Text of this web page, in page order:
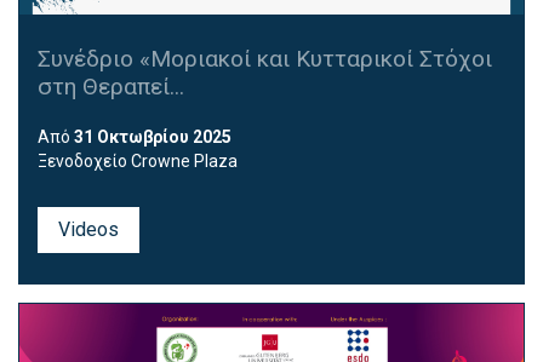
Συνέδριο «Μοριακοί και Κυτταρικοί Στόχοι
στη Θεραπεί...
Από 31 Οκτωβρίου 2025
Ξενοδοχείο Crowne Plaza
Videos